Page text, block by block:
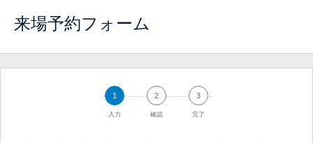
来場予約フォーム
1
入力
2
確認
3
完了